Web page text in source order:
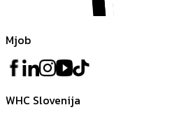
Mjob
WHC Slovenija